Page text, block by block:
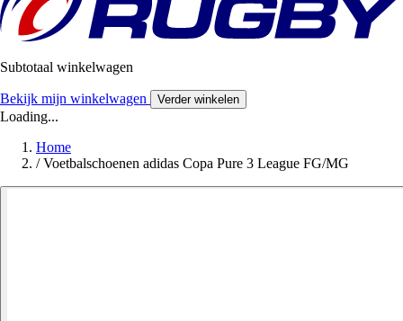
Subtotaal winkelwagen
Bekijk mijn winkelwagen Verder winkelen
Loading...
Home
/ Voetbalschoenen adidas Copa Pure 3 League FG/MG